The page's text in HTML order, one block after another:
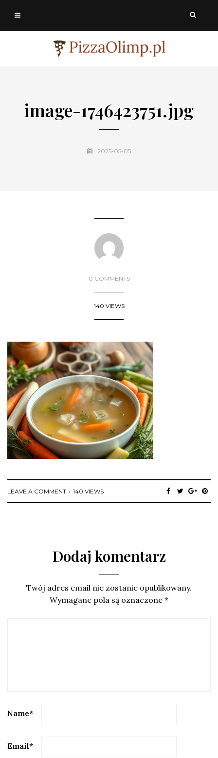
image-1746423751.jpg
2025-05-05
0 COMMENTS
140 VIEWS
LEAVE A COMMENT 140 VIEWS
Dodaj komentarz
Twój adres email nie zostanie opublikowany.
Wymagane pola są oznaczone *
Name*
Email*